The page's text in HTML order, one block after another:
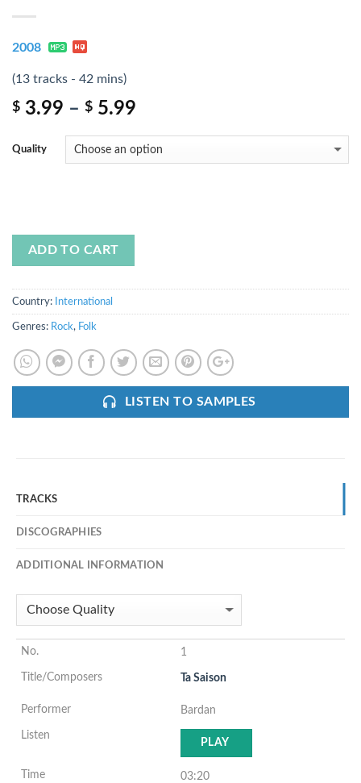
2008
(13 tracks - 42 mins)
$ 3.99 – $ 5.99
Quality
ADD TO CART
Country: International
Genres: Rock, Folk
LISTEN TO SAMPLES
TRACKS
DISCOGRAPHIES
ADDITIONAL INFORMATION
1
Ta Saison
Bardan
PLAY
03:20